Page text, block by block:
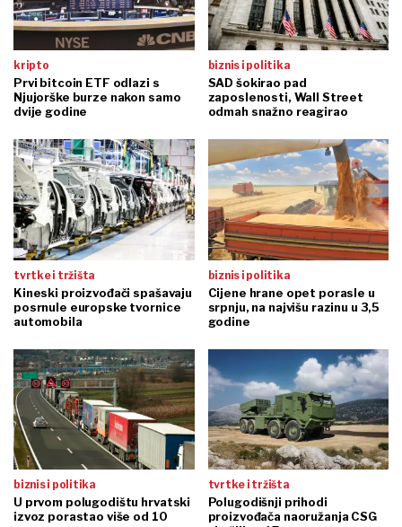
kripto
Prvi bitcoin ETF odlazi s
Njujorške burze nakon samo
dvije godine
biznis i politika
SAD šokirao pad
zaposlenosti, Wall Street
odmah snažno reagirao
tvrtke i tržišta
Kineski proizvođači spašavaju
posrnule europske tvornice
automobila
biznis i politika
Cijene hrane opet porasle u
srpnju, na najvišu razinu u 3,5
godine
biznis i politika
U prvom polugodištu hrvatski
izvoz porastao više od 10
tvrtke i tržišta
Polugodišnji prihodi
proizvođača naoružanja CSG